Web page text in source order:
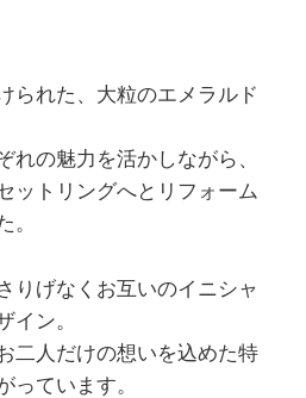
られた、大粒のエメラルド
れの魅力を活かしながら、
ットリングへとリフォーム
。
りげなくお互いのイニシャ
イン。
二人だけの想いを込めた特
っています。